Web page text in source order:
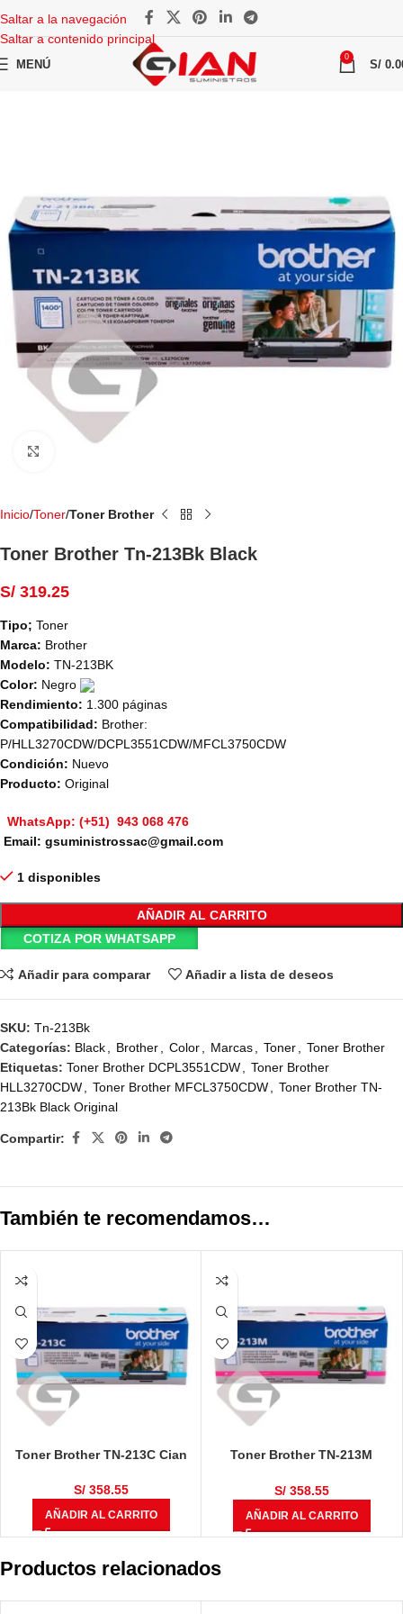
Saltar a la navegación
Saltar a contenido principal
MENÚ
0
S/
Inicio Toner Toner Brother
Toner Brother Tn-213Bk Black
S/ 319.25
Tipo; Toner
Marca: Brother
Modelo: TN-213BK
Color: Negro
Rendimiento: 1.300 páginas
Compatibilidad: Brother:
P/HLL3270CDW/DCPL3551CDW/MFCL3750CDW
Condición: Nuevo
Producto: Original
WhatsApp: (+51) 943 068 476
Email: gsuministrossac@gmail.com
1 disponibles
AÑADIR AL CARRITO
COTIZA POR WHATSAPP
Añadir para comparar Añadir a lista de deseos
SKU: Tn-213Bk
Categorías: Black Brother Color Marcas Toner
Toner Brother
Etiquetas: Toner Brother DCPL3551CDW
Toner Brother
HLL3270CDW
Toner Brother MFCL3750CDW
Toner Brother TN-
213Bk Black Original
Compartir:
También te recomendamos…
Toner Brother TN-213C Cian
S/358.55
AÑADIR AL CARRITO
Toner Brother TN-213M
S/358.55
AÑADIR AL CARRITO
Productos relacionados